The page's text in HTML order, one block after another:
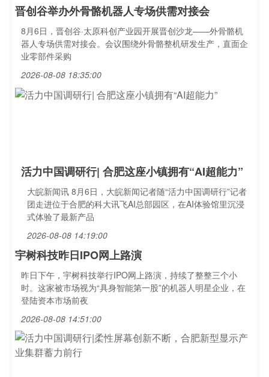
晋创谷举办外骨骼机器人专场供需对接会
8月6日，晋创谷·太原科创产业园开展晋创沙龙——外骨骼机
器人专场供需对接会。会议围绕外骨骼整机研发生产，直面企
业零部件采购
2026-08-08 18:35:00
活力中国调研行| 合肥这座小镇拥有“AI超能力”
大皖新闻讯 8月6日，大皖新闻记者随“活力中国调研行”记者
团走进位于合肥的科大讯飞AI总部园区，在AI体验馆里沉浸
式体验了最新产品
2026-08-08 14:19:00
宇树科技昨日IPO网上路演
昨日下午，宇树科技举行IPO网上路演，持续了整整三个小
时。这家被市场视为“具身智能第一股”的机器人明星企业，在
登陆资本市场前夜
2026-08-08 14:51:00